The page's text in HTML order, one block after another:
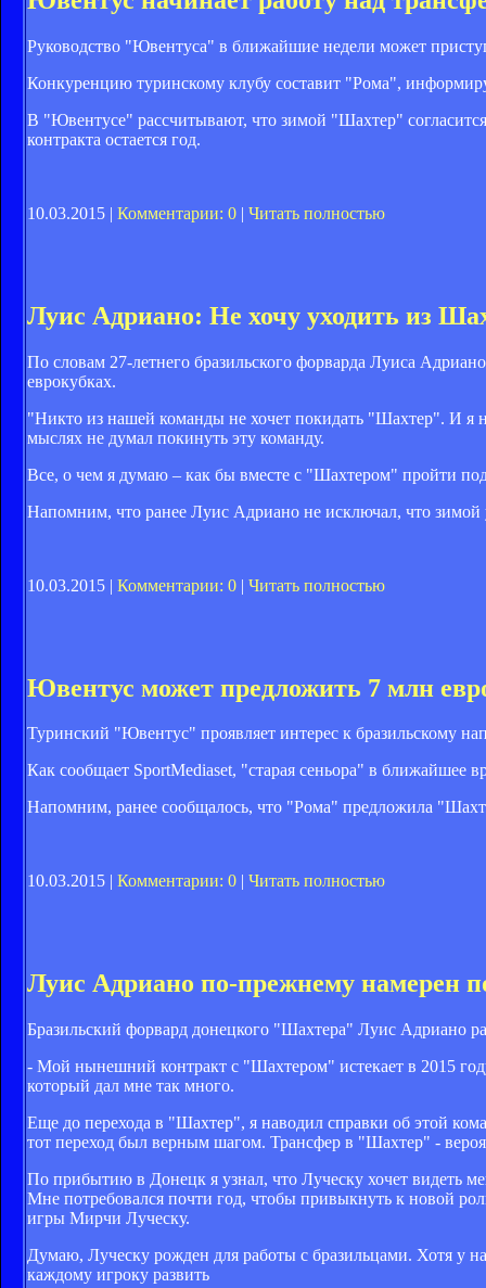
Руководство "Ювентуса" в ближайшие недели может
Конкуренцию туринскому клубу составит "Рома",
В "Ювентусе" рассчитывают, что зимой "Шахтер"
контракта остается год.
10.03.2015 | Комментарии: 0 | Читать полностью
Луис Адриано: Не хочу уходить из
По словам 27-летнего бразильского форварда Луиса
еврокубках.
"Никто из нашей команды не хочет покидать "Шахтер". И я
мыслях не думал покинуть эту команду.
Все, о чем я думаю – как бы вместе с "Шахтером" пройти
Напомним, что ранее Луис Адриано не исключал, что
10.03.2015 | Комментарии: 0 | Читать полностью
Ювентус может предложить 7 млн
Туринский "Ювентус" проявляет интерес к бразильскому
Как сообщает SportMediaset, "старая сеньора" в
Напомним, ранее сообщалось, что "Рома" предложила
10.03.2015 | Комментарии: 0 Читать полностью
Луис Адриано по-прежнему намерен
Бразильский форвард донецкого "Шахтера" Луис Адриано
- Мой нынешний контракт с "Шахтером" истекает в 2015
который дал мне так много.
Еще до перехода в "Шахтер", я наводил справки об этой
тот переход был верным шагом. Трансфер в "Шахтер" -
По прибытию в Донецк я узнал, что Луческу хочет видеть
Мне потребовался почти год, чтобы привыкнуть к новой
игры Мирчи Луческу.
Думаю, Луческу рожден для работы с бразильцами. Хотя у
каждому игроку развить